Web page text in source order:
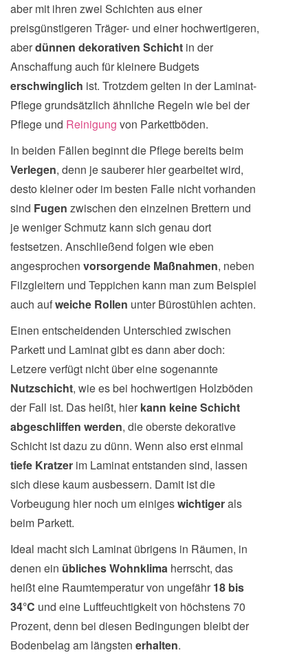
aber mit ihren zwei Schichten aus einer
preisgünstigeren Träger- und einer hochwertigeren,
aberdünnen dekorativen Schicht in der
Anschaffung auch für kleinere Budgets
erschwinglich ist. Trotzdem gelten in der Laminat-
Pflege grundsätzlich ähnliche Regeln wie bei der
Pflege und Reinigung von Parkettböden.
In beiden Fällen beginnt die Pflege bereits beim
Verlegen, denn je sauberer hier gearbeitet wird,
desto kleiner oder im besten Falle nicht vorhanden
sind Fugen zwischen den einzelnen Brettern und
je weniger Schmutz kann sich genau dort
festsetzen. Anschließend folgen wie eben
angesprochen vorsorgende Maßnahmen, neben
Filzgleitern und Teppichen kann man zum Beispiel
auch aufweiche Rollen unter Bürostühlen achten.
Einen entscheidenden Unterschied zwischen
Parkett und Laminat gibt es dann aber doch:
Letzere verfügt nicht über eine sogenannte
Nutzschicht, wie es bei hochwertigen Holzböden
der Fall ist. Das heißt, hier kann keine Schicht
abgeschliffen werden, die oberste dekorative
Schicht ist dazu zu dünn. Wenn also erst einmal
tiefe Kratzer im Laminat entstanden sind, lassen
sich diese kaum ausbessern. Damit ist die
Vorbeugung hier noch um einigeswichtigerals
beim Parkett.
Ideal macht sich Laminat übrigens in Räumen, in
denen ein übliches Wohnklima herrscht, das
heißt eine Raumtemperatur von ungefähr 18 bis
34°C und eine Luftfeuchtigkeit von höchstens 70
Prozent, denn bei diesen Bedingungen bleibt der
Bodenbelag am längsten erhalten.